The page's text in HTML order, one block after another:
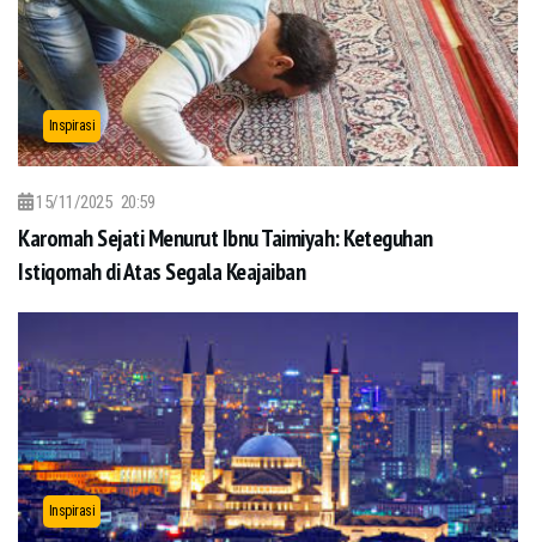
Inspirasi
15/11/2025 20:59
Karomah Sejati Menurut Ibnu Taimiyah: Keteguhan
Istiqomah di Atas Segala Keajaiban
Inspirasi